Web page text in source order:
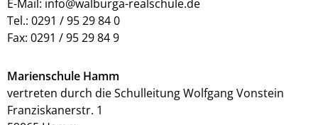
E-Mail: info@walburga-realschule.de
Tel.: 0291 / 95 29 84 0
Fax: 0291 / 95 29 84 9
Marienschule Hamm
vertreten durch die Schulleitung Wolfgang Vonstein
Franziskanerstr. 1